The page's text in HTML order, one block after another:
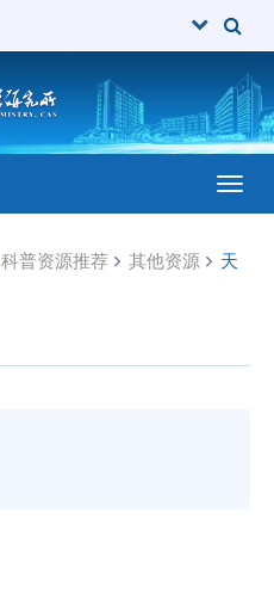
科普资源推荐 其他资源
天